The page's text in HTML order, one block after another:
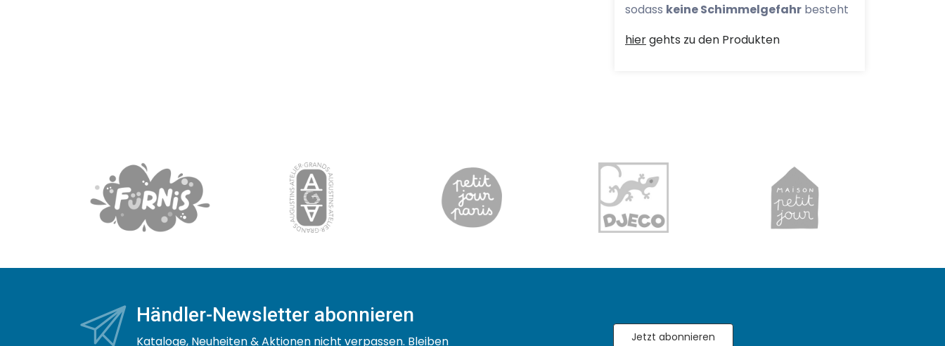
sodass keine Schimmelgefahr besteht
hiergehts zu den Produkten
Händler-Newsletter abonnieren
Kataloge, Neuheiten & Aktionen nicht verpassen. Bleiben Jetzt abonnieren